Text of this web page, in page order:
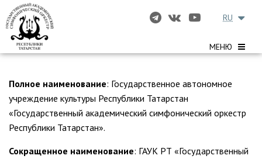
МЕНЮ
RU
Полное наименование: Государственное автономное
учреждение культуры Республики Татарстан
«Государственный академический симфонический оркестр
Республики Татарстан».
Сокращенное наименование: ГАУК РТ «Государственный